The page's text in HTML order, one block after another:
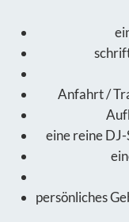
Anfahrt /
eine reine
persönliches